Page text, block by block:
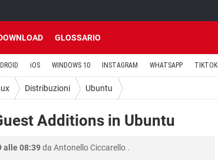
GLOSSARIO
iOS WINDOWS 10 INSTAGRAM WHATSAPP TIKTOK
Distribuzioni Ubuntu
Additions in Ubuntu
alle 08:39da Antonello Ciccarello .